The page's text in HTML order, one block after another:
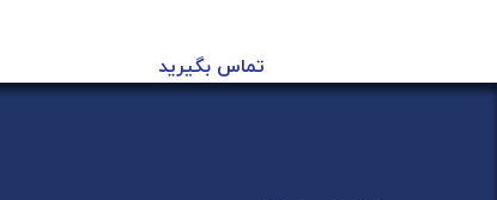
تماس بگیرید